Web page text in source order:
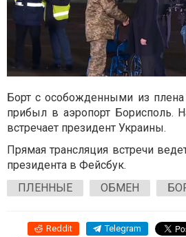
Борт с особожденными из
прибыл в аэропорт Борисполь.
встречает президент Украины.
Прямая трансляция встречи
президента в Фейсбук.
ПЛЕННЫЕ
ОБМЕН
Reddit Telegram